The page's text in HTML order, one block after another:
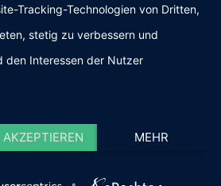
Tracking-Technologien von Dritten,
stetig zu verbessern und
den Interessen der Nutzer
AKZEPTIEREN MEHR